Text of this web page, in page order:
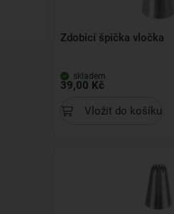
Zdobicí špička vločka
skladem
39,00 Kč
Vložit do košíku